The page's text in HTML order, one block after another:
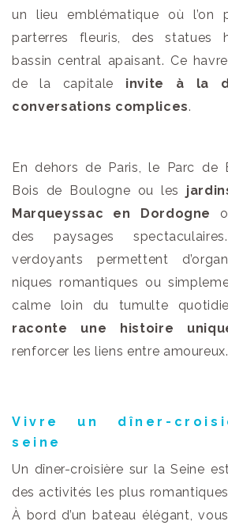
un lieu emblématique où l’on
parterres fleuris, des statues
bassin central apaisant. Ce
de la capitale invite à la
conversations complices.
En dehors de Paris, le Parc de
Bois de Boulogne ou les
Marqueyssac en Dordogne
des paysages
verdoyants permettent
niques romantiques ou
calme loin du tumulte
raconte une histoire
renforcer les liens entre amoureux.
Vivre un dîner-
seine
Un dîner-croisière sur la Seine
des activités les plus
À bord d’un bateau élégant,